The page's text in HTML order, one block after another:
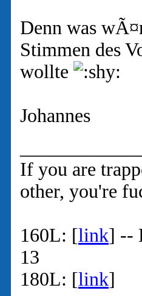
Denn was
Stimmen des
wollte
Johannes
If you are
other, you're
160L: [link] --
13
180L: [link]